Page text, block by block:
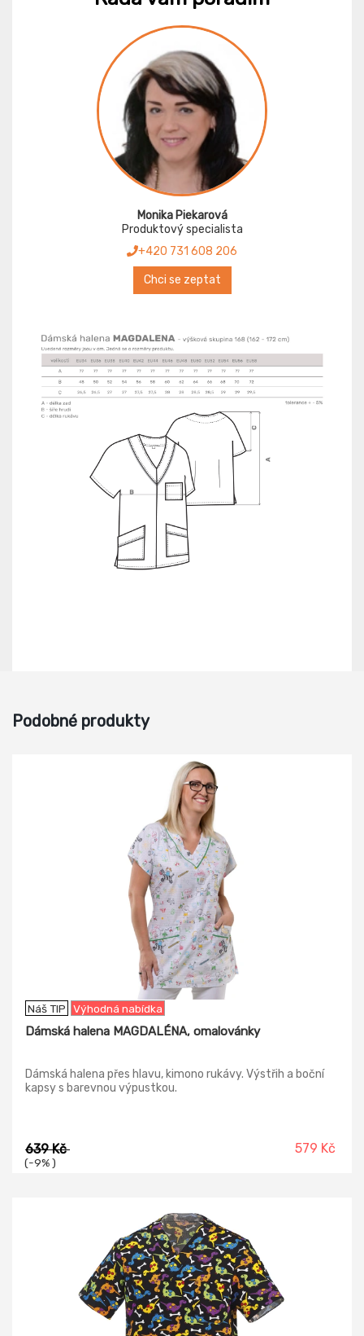
Monika Piekarová
Produktový specialista
+420 731 608 206
Chci se zeptat
Podobné produkty
Náš TIP Výhodná nabídka
Dámská halena MAGDALÉNA, omalovánky
Dámská halena přes hlavu, kimono rukávy. Výstřih a boční
kapsy s barevnou výpustkou.
639 Kč
(-9% )
579 Kč